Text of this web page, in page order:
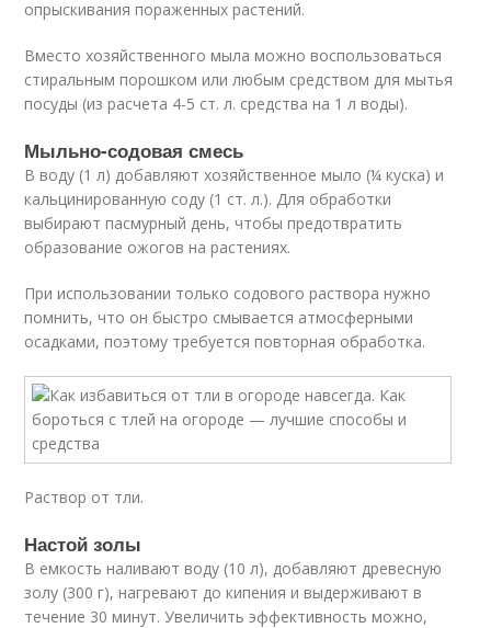
опрыскивания пораженных растений.
Вместо хозяйственного мыла можно воспользоваться
стиральным порошком или любым средством для мытья
посуды (из расчета 4-5 ст. л. средства на 1 л воды).
Мыльно-содовая смесь
В воду (1 л) добавляют хозяйственное мыло (¼ куска) и
кальцинированную соду (1 ст. л.). Для обработки
выбирают пасмурный день, чтобы предотвратить
образование ожогов на растениях.
При использовании только содового раствора нужно
помнить, что он быстро смывается атмосферными
осадками, поэтому требуется повторная обработка.
Раствор от тли.
Настой золы
В емкость наливают воду (10 л), добавляют древесную
золу (300 г), нагревают до кипения и выдерживают в
течение 30 минут. Увеличить эффективность можно,